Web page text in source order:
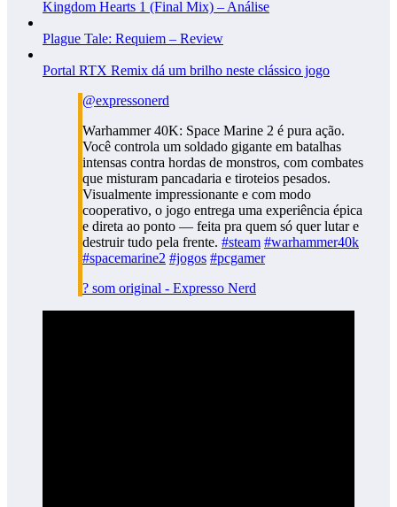
Kingdom Hearts 1 (Final Mix) – Análise
Plague Tale: Requiem – Review
Portal RTX Remix dá um brilho neste clássico jogo
@expressonerd
Warhammer 40K: Space Marine 2 é pura ação.
Você controla um soldado gigante em batalhas
intensas contra hordas de monstros, com combates
que misturam pancadaria e tiroteios pesados.
Visualmente impressionante e com modo
cooperativo, o jogo entrega uma experiência épica
e direta ao ponto — feita pra quem só quer lutar e
destruir tudo pela frente. #steam #warhammer40k
#spacemarine2 #jogos #pcgamer
? som original - Expresso Nerd